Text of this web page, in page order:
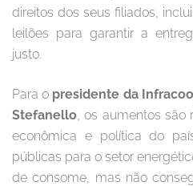
direitos dos seus filiados,
leilões para garantir a
justo.
Para o presidente da
Stefanello , os aumentos
econômica e política do
públicas para o setor
de consome, mas não